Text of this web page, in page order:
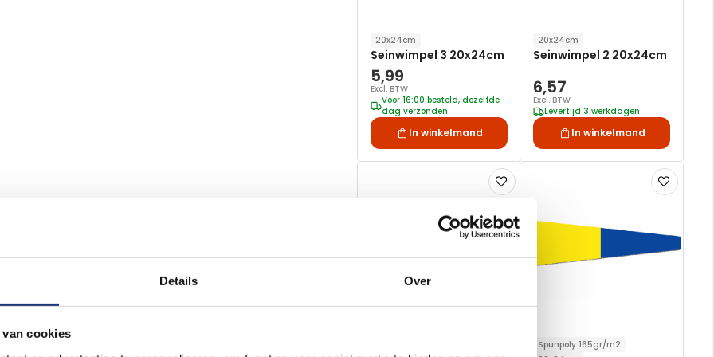
Details Over
cookies
20x24cm
Seinwimpel 3 20x24cm
5,99
Excl. BTW
Voor 16:00 besteld, dezelfde
dag verzonden
In winkelmand
20x24cm
Seinwimpel 2 20x24cm
6,57
Excl. BTW
Levertijd 3 werkdagen
In winkelmand
Voeg
toe
verlanglijst
Voeg
toe
Spunpoly 165gr/m2